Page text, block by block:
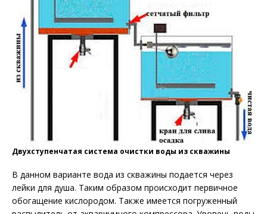
Двухступенчатая система очистки воды из скважины
В данном варианте вода из скважины подается через
лейки для душа. Таким образом происходит первичное
обогащение кислородом. Также имеется погруженный